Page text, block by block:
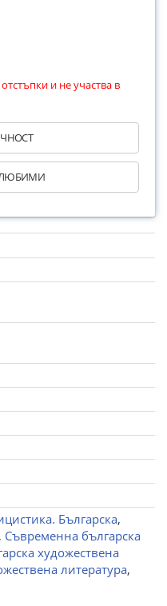
и не участва в
ЛЮБИМИ
Българска,
, Съвременна българска
художествена
литература,